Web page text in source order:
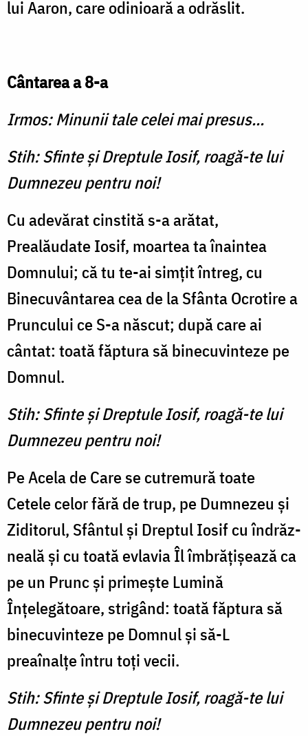
lui Aaron, care odinioară a odrăslit.
Cântarea a 8-a
Irmos: Minunii tale celei mai presus...
Stih: Sfinte şi Dreptule Iosif, roagă-te lui
Dumnezeu pentru noi!
Cu adevărat cinstită s-a arătat,
Prealăudate Iosif, moartea ta înaintea
Domnului; că tu te-ai simţit întreg, cu
Bine­cuvântarea cea de la Sfânta Ocro­tire a
Pruncului ce S-a născut; după care ai
cântat: toată făptu­ra să binecuvinteze pe
Domnul.
Stih: Sfinte şi Dreptule Iosif, roagă-te lui
Dumnezeu pentru noi!
Pe Acela de Care se cutre­mură toate
Cetele celor fără de trup, pe Dumnezeu şi
Zidito­rul, Sfântul şi Dreptul Iosif cu îndrăz­
neală şi cu toată evlavia Îl îm­brăţişează ca
pe un Prunc şi primeşte Lumină
Înţelegătoare, strigând: toată făptura să
bine­cuvinteze pe Domnul şi să-L
preaînalţe întru toţi vecii.
Stih: Sfinte şi Dreptule Iosif, roagă-te lui
Dumnezeu pentru noi!